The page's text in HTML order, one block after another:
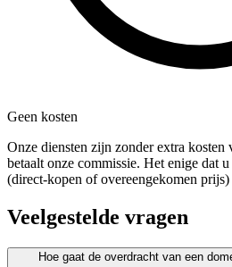
Geen kosten
Onze diensten zijn zonder extra
betaalt onze commissie. Het enige dat
(direct-kopen of overeengekomen
Veelgestelde vragen
Hoe gaat de overdracht van een